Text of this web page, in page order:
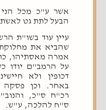
אשר ע"כ מכל
הבעל לתת גט
עיין עוד בשו"ת
שהביא את
אמרה מאסתיהו,
על הרמב"ם יודו
דכופין ולא
באחר. וכן
רכ"ח ס"כ,
ס"ח להלכה, ע"ש.